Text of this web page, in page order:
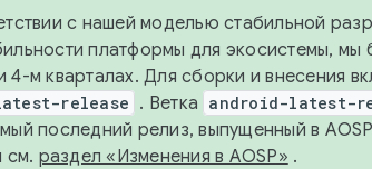
с нашей моделью стабильной
платформы для экосистемы, мы
м кварталах. Для сборки и внесения
release . Ветка android-latest-
последний релиз, выпущенный в
см. раздел «Изменения в AOSP» .